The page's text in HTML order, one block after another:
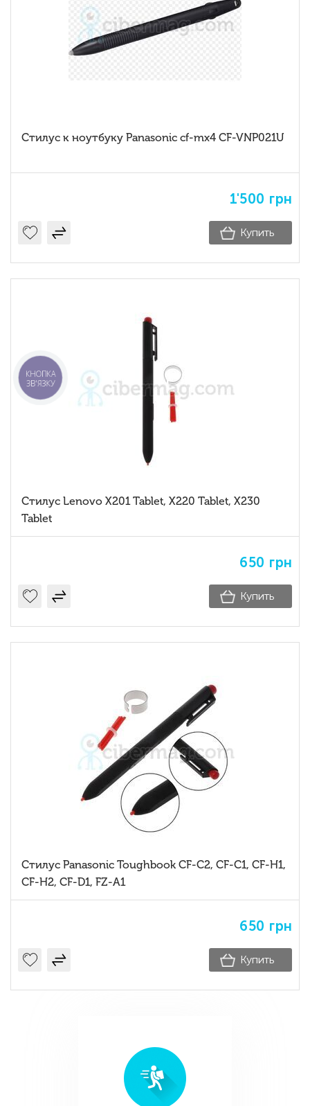
Стилус к ноутбуку Panasonic cf-mx4 CF-VNP021U
1'500 грн
Купить
Стилус Lenovo X201 Tablet, X220 Tablet, X230
Tablet
650 грн
Купить
Стилус Panasonic Toughbook CF-C2, CF-C1, CF-H1,
CF-H2, CF-D1, FZ-A1
650 грн
Купить
КНОПКА
ЗВ'ЯЗКУ